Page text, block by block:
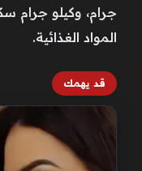
جرام، وكيلو جرام
المواد الغذائية.
قد يهمك